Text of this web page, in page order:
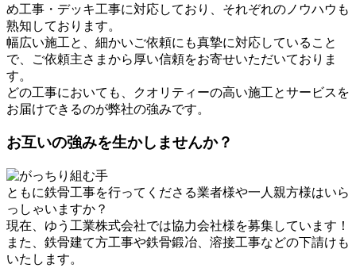
め工事・デッキ工事に対応しており、それぞれのノウハウも
熟知しております。
幅広い施工と、細かいご依頼にも真摯に対応していること
で、ご依頼主さまから厚い信頼をお寄せいただいておりま
す。
どの工事においても、クオリティーの高い施工とサービスを
お届けできるのが弊社の強みです。
お互いの強みを生かしませんか？
ともに鉄骨工事を行ってくださる業者様や一人親方様はいら
っしゃいますか？
現在、ゆう工業株式会社では協力会社様を募集しています！
また、鉄骨建て方工事や鉄骨鍛冶、溶接工事などの下請けも
いたします。